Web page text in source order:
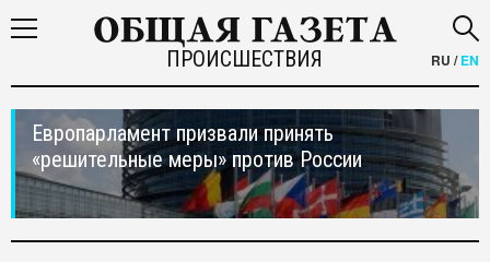
ПРОИСШЕСТВИЯ RU /EN
Европарламент призвали принять
«решительные меры» против России